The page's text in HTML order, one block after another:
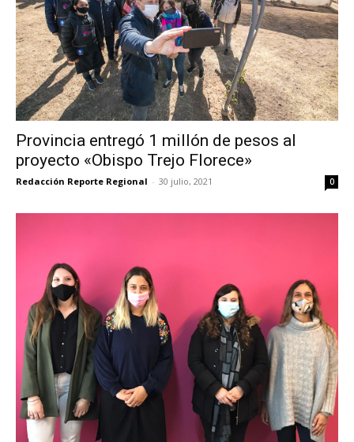
Provincia entregó 1 millón de pesos al
proyecto «Obispo Trejo Florece»
Redacción Reporte Regional - 30 julio, 2021 0